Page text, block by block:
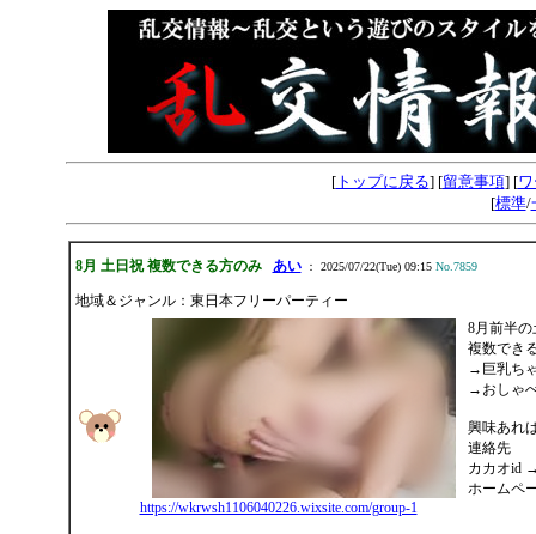
[トップに戻る] [留意事項] [ワ
[標準/
8月 土日祝 複数できる方のみ あい： 2025/07/22(Tue) 09:15 No.7859
地域＆ジャンル：東日本フリーパーティー
8月前半の
複数でき
→巨乳ち
→おしゃ
興味あれ
連絡先
カカオid
ホームペ
https://wkrwsh1106040226.wixsite.com/group-1